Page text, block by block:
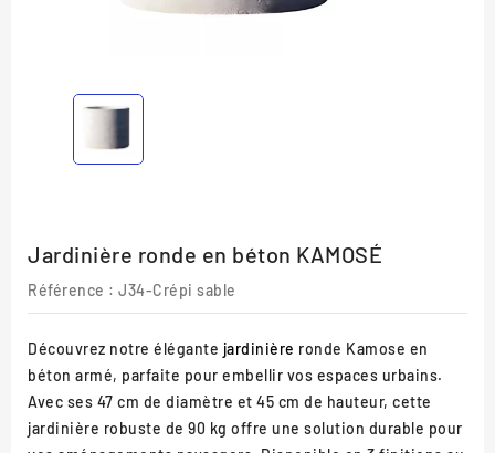
Jardinière ronde en béton KAMOSÉ
Référence : J34-Crépi sable
Découvrez notre élégante jardinière ronde Kamose en
béton armé, parfaite pour embellir vos espaces urbains.
Avec ses 47 cm de diamètre et 45 cm de hauteur, cette
jardinière robuste de 90 kg offre une solution durable pour